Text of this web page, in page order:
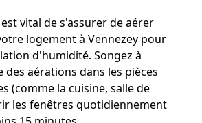
vital de s'assurer de aérer
logement à Vennezey pour
d'humidité. Songez à
des aérations dans les pièces
(comme la cuisine, salle de
les fenêtres quotidiennement